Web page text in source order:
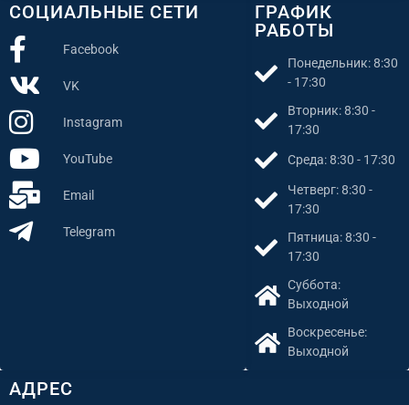
АДРЕС
ГРАФИК
РАБОТЫ
Понедельник: 8:30
- 17:30
Вторник: 8:30 -
17:30
Среда: 8:30 - 17:30
Четверг: 8:30 -
17:30
Пятница: 8:30 -
17:30
Суббота:
Выходной
Воскресенье:
Выходной
СОЦИАЛЬНЫЕ СЕТИ
Facebook
VK
Instagram
YouTube
Email
Telegram